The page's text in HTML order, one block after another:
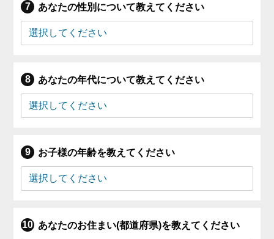
あなたの性別について教えてください
あなたの年代について教えてください
お子様の年齢を教えてください
あなたのお住まい(都道府県)を教えてください